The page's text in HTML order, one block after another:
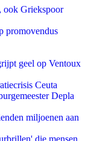
ook Griekspoor
promovendus
geel op Ventoux
Ceuta
Depla
miljoenen aan
die mensen